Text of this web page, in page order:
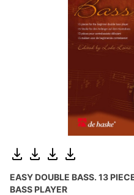
EASY DOUBLE BASS. 13
BASS PLAYER